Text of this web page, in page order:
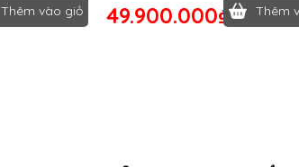
Thêm vào giỏ 49.900.000₫ Thêm